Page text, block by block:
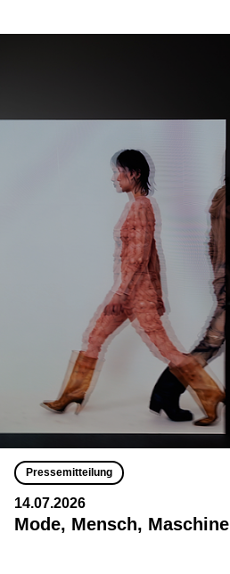
Pressemitteilung
14.07.2026
Mode, Mensch, Maschine